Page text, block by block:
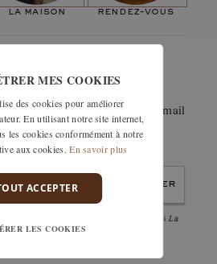
la maison rendez-vous
? GARDEZ-LE
le détail de cette création par e-mail
avec un proche.
envoyer
et d'être abonné à La
MES COOKIES
des cookies pour améliorer
En utilisant notre site internet,
les cookies conformément à notre
aux cookies. En savoir plus
ACCEPTER
LES COOKIES